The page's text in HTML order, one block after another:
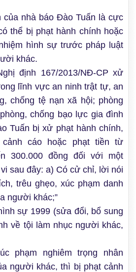
của nhà báo Đào Tuấn là cực
thể bị phạt hành chính hoặc
hình sự trước pháp luật
khác.
định 167/2013/NĐ-CP xử
lĩnh vực an ninh trật tự, an
chống tệ nạn xã hội; phòng
chống bạo lực gia đình
Tuấn bị xử phạt hành chính,
cáo hoặc phạt tiền từ
300.000 đồng đối với một
sau đây: a) Có cử chỉ, lời nói
trêu ghẹo, xúc phạm danh
người khác;”
sự 1999 (sửa đổi, bổ sung
về tội làm nhục người khác,
phạm nghiêm trọng nhân
người khác, thì bị phạt cảnh